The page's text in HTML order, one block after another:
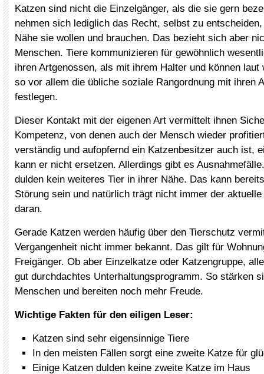
Katzen sind nicht die Einzelgänger, als die sie gern
nehmen sich lediglich das Recht, selbst zu
Nähe sie wollen und brauchen. Das bezieht sich aber
Menschen. Tiere kommunizieren für gewöhnlich
ihren Artgenossen, als mit ihrem Halter und können laut
so vor allem die übliche soziale Rangordnung mit ihren
festlegen.
Dieser Kontakt mit der eigenen Art vermittelt ihnen
Kompetenz, von denen auch der Mensch wieder
verständig und aufopfernd ein Katzenbesitzer auch ist,
kann er nicht ersetzen. Allerdings gibt es
dulden kein weiteres Tier in ihrer Nähe. Das kann
Störung sein und natürlich trägt nicht immer der
daran.
Gerade Katzen werden häufig über den Tierschutz
Vergangenheit nicht immer bekannt. Das gilt für
Freigänger. Ob aber Einzelkatze oder Katzengruppe,
gut durchdachtes Unterhaltungsprogramm. So stärken
Menschen und bereiten noch mehr Freude.
Wichtige Fakten für den eiligen Leser:
Katzen sind sehr eigensinnige Tiere
In den meisten Fällen sorgt eine zweite Katze für
Einige Katzen dulden keine zweite Katze im Haus